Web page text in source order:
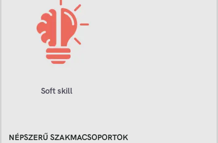
Soft skill
NÉPSZERŰ SZAKMACSOPORTOK